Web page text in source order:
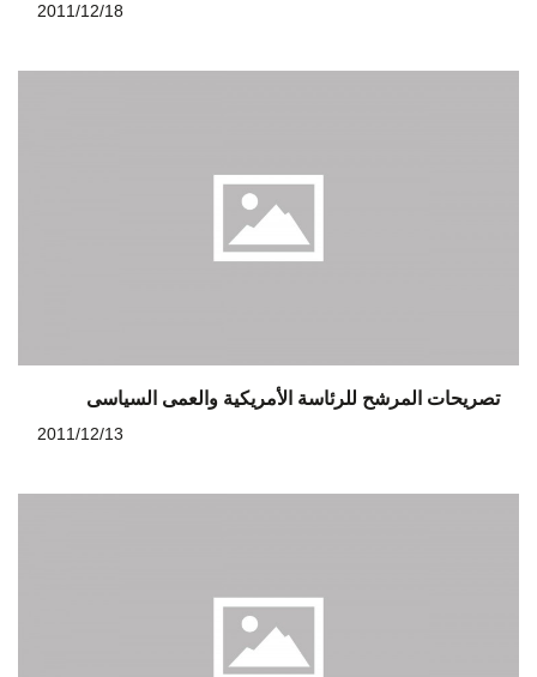
تصريحات المرشح للرئاسة الأمريكية والعمى السياسى